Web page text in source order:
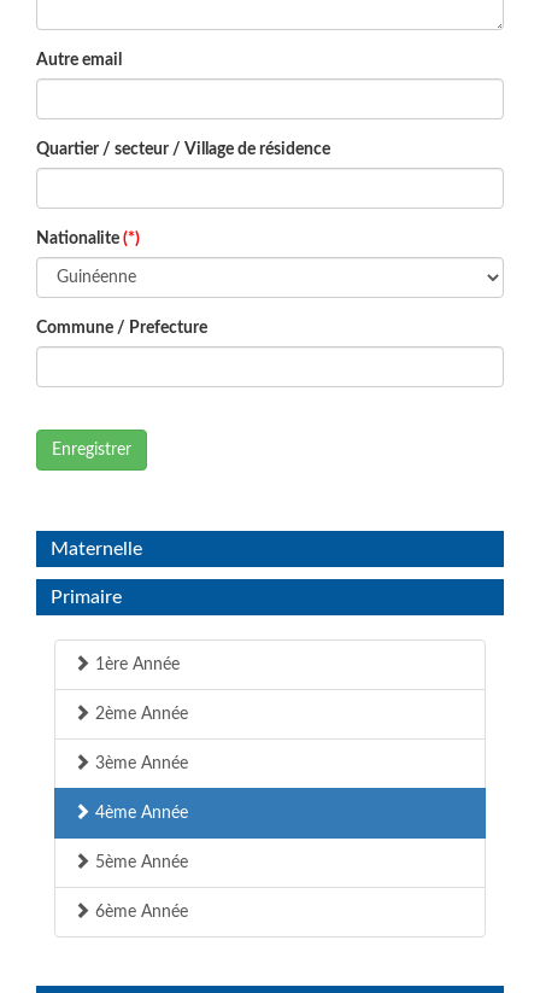
Autre email
Quartier / secteur / Village de résidence
Nationalite (*)
Commune / Prefecture
Enregistrer
Maternelle
Primaire
1ère Année
2ème Année
3ème Année
4ème Année
5ème Année
6ème Année